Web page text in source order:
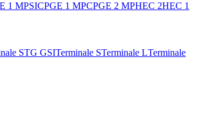
1 MPSICPGE 1 MPCPGE 2 MPHEC 2HEC 1
STG GSITerminale STerminale LTerminale